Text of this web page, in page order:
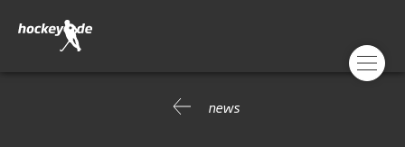
news